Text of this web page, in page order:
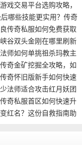
戏交易平台选购攻略，
？哪些技能更实用？传奇
传奇私服如何免费获取
速升级攻略？
谷双头金刚在哪里刷新
是什么？
师如何单挑祖杀玛教主
奇金矿挖掘全攻略，如
奇怀旧版新手如何快速
做任务与升级技巧有哪
法师适合攻击红月妖团
奇私服首区如何快速升
攻略有哪些？
红名？这份自救指南助